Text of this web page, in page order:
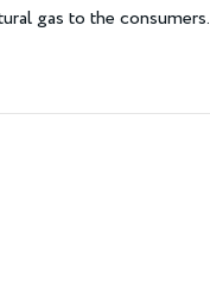
gas to the consumers.